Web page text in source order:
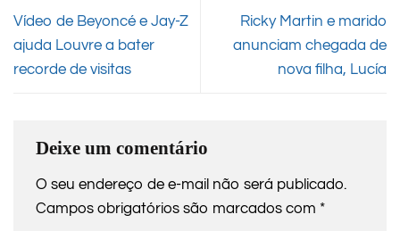
Vídeo de Beyoncé e Jay-Z
ajuda Louvre a bater
recorde de visitas
Ricky Martin e marido
anunciam chegada de
nova filha, Lucía
Deixe um comentário
O seu endereço de e-mail não será publicado.
Campos obrigatórios são marcados com *